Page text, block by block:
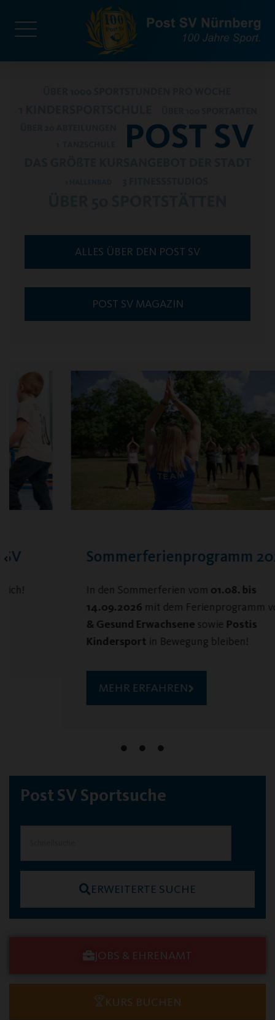
ALLES ÜBER DEN POST SV
POST SV MAGAZIN
Sommerferienprogramm 2026
In den Sommerferien vom01.08. bis
14.09.2026mit dem Ferienprogramm vonFit
& Gesund ErwachsenesowiePostis
Kindersportin Bewegung bleiben!
MEHR ERFAHREN
Post SV Sportsuche
ERWEITERTE SUCHE
JOBS & EHRENAMT
KURS BUCHEN